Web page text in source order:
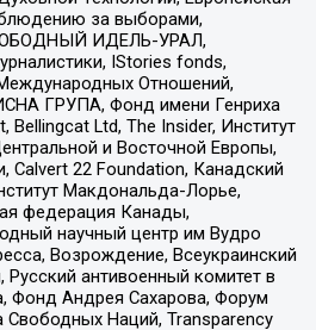
за выборами,
ИДЕЛЬ-УРАЛ,
IStories fonds,
Отношений,
ГРУПА, Фонд имени Генриха
Bellingcat Ltd, The Insider, Институт
и Восточной Европы,
Calvert 22 Foundation, Канадский
Макдональда-Лорье,
федерация Канады,
научный центр им Вудро
Возрождение, Всеукраинский
антивоенный комитет в
Фонд Андрея Сахарова, Форум
Свободных Наций, Transparеncy